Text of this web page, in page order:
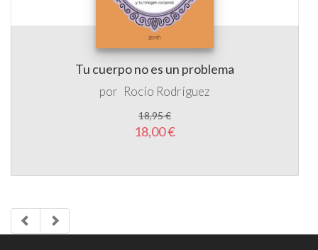
Tu cuerpo no es un problema
por Rocío Rodríguez
18,95 €
18,00 €